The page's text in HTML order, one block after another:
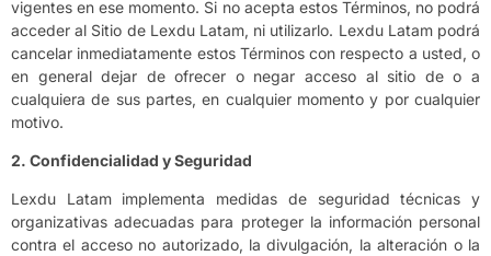
vigentes en ese momento. Si no acepta estos Términos, no podrá
acceder al Sitio de Lexdu Latam, ni utilizarlo. Lexdu Latam podrá
cancelar inmediatamente estos Términos con respecto a usted, o
en general dejar de ofrecer o negar acceso al sitio de o a
cualquiera de sus partes, en cualquier momento y por cualquier
motivo.
2. Confidencialidad y Seguridad
Lexdu Latam implementa medidas de seguridad técnicas y
organizativas adecuadas para proteger la información personal
contra el acceso no autorizado, la divulgación, la alteración o la